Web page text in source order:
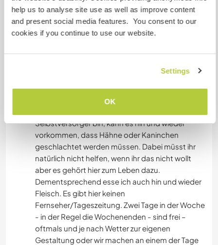
help us to analyse site use as well as improve content
and present social media features. You consent to our
cookies if you continue to use our website.
Settings
OK
persons possible! Only people with practical
skills at the moment!
umgeben und ziemlich ruhig gelegen. Ein sehr
Kanufahren, Standup-Paddeln oder Angeln.
Wandern und Pilze-/Beerensammeln ist ab der
Selbstversorger bin, kann es hin und wieder
vorkommen, dass Hähne oder Kaninchen
geschlachtet werden müssen. Dabei müsst ihr
natürlich nicht helfen, wenn ihr das nicht wollt
aber es gehört hier zum Leben dazu.
Dementsprechend esse ich auch hin und wieder
Fleisch. Es gibt hier keinen
Fernseher/Tageszeitung. Zwei Tage in der Woche
- in der Regel die Wochenenden - sind frei –
oftmals und je nach Wetter zur eigenen
Gestaltung oder wir machen an einem der Tage